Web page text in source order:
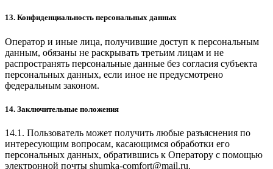
13. Конфиденциальность персональных данных
Оператор и иные лица, получившие доступ к персональным
данным, обязаны не раскрывать третьим лицам и не
распространять персональные данные без согласия субъекта
персональных данных, если иное не предусмотрено
федеральным законом.
14. Заключительные положения
14.1. Пользователь может получить любые разъяснения по
интересующим вопросам, касающимся обработки его
персональных данных, обратившись к Оператору с помощью
электронной почты shumka-comfort@mail.ru.